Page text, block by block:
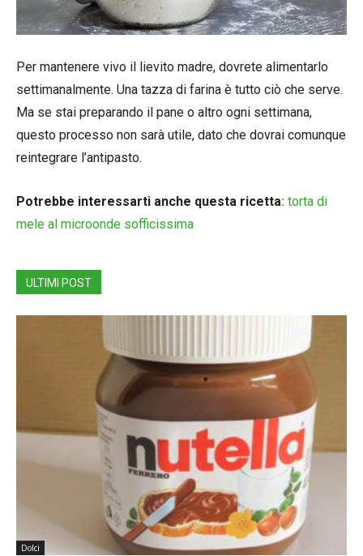
Per mantenere vivo il lievito madre, dovrete alimentarlo
settimanalmente. Una tazza di farina è tutto ciò che serve.
Ma se stai preparando il pane o altro ogni settimana,
questo processo non sarà utile, dato che dovrai comunque
reintegrare l’antipasto.
Potrebbe interessarti anche questa ricetta: torta di
mele al microonde sofficissima
ULTIMI POST
Dolci